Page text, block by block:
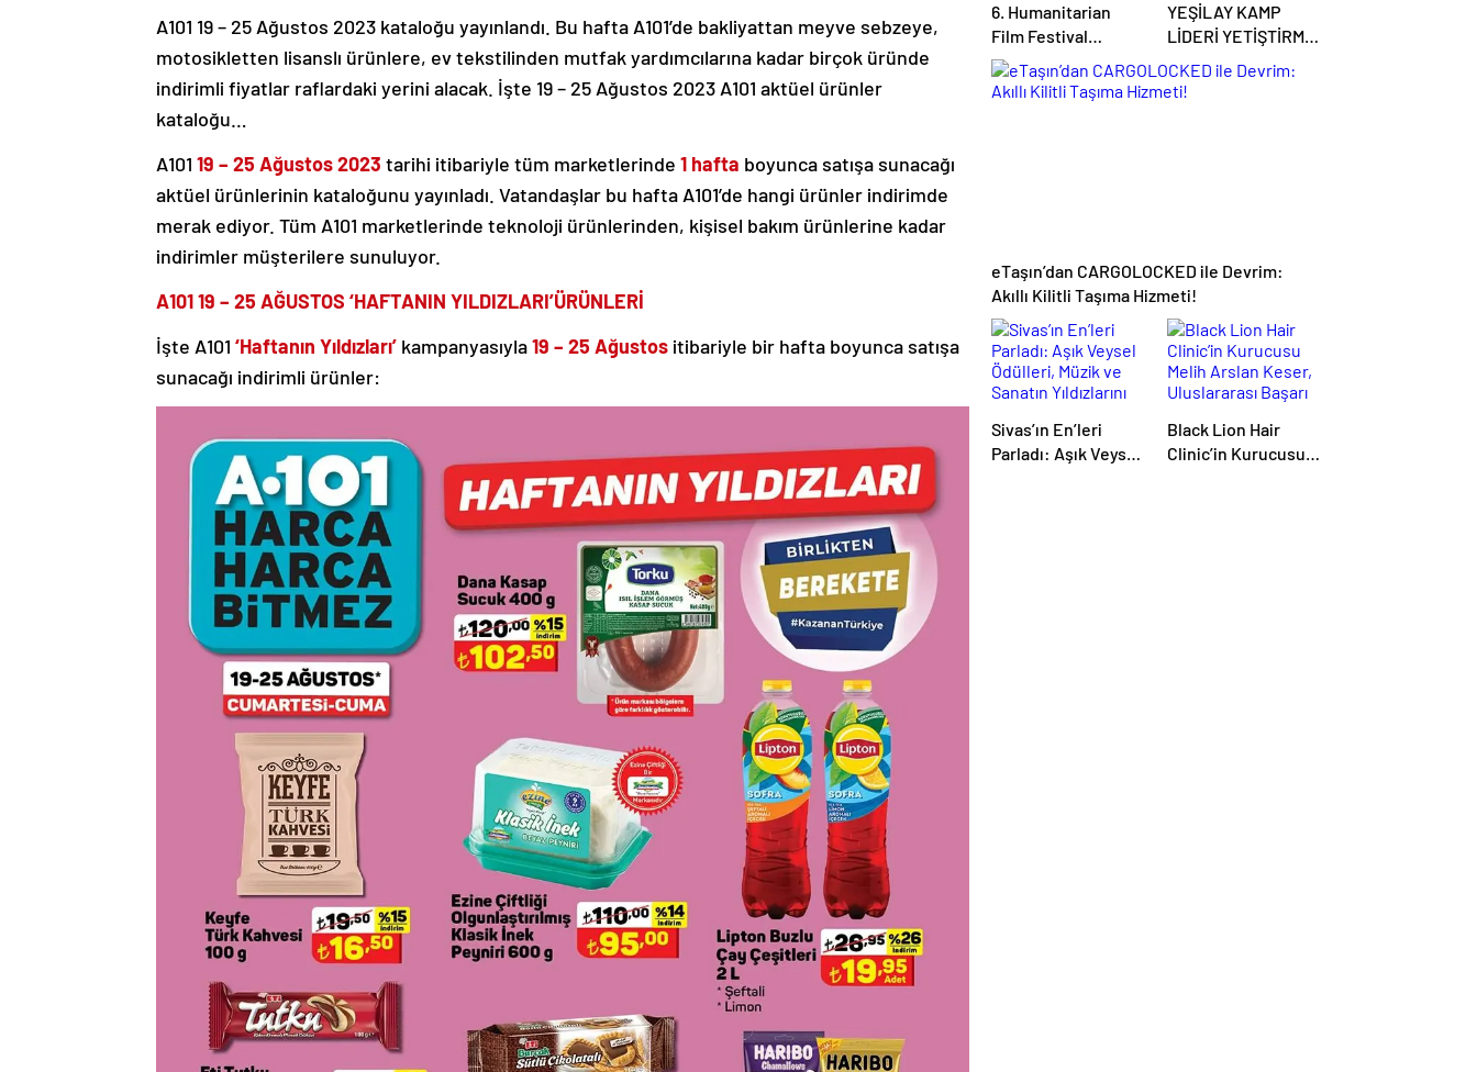
A101 19 – 25 Ağustos 2023 kataloğu yayınlandı. Bu hafta A101’de bakliyattan meyve sebzeye,
motosikletten lisanslı ürünlere, ev tekstilinden mutfak yardımcılarına kadar birçok üründe
indirimli fiyatlar raflardaki yerini alacak. İşte 19 – 25 Ağustos 2023 A101 aktüel ürünler
kataloğu…
A101 19 – 25 Ağustos​ 2023 tarihi itibariyle tüm marketlerinde 1 hafta boyunca satışa sunacağı
aktüel ürünlerinin kataloğunu yayınladı. Vatandaşlar bu hafta A101’de hangi ürünler indirimde
merak ediyor. Tüm A101 marketlerinde teknoloji ürünlerinden, kişisel bakım ürünlerine kadar
indirimler müşterilere sunuluyor.
A10119 – 25 AĞUSTOS ‘HAFTANIN YILDIZLARI’ÜRÜNLERİ
İşte A101 ‘Haftanın Yıldızları’ kampanyasıyla19 – 25 Ağustos itibariyle bir hafta boyunca satışa
sunacağı indirimli ürünler:
6. Humanitarian
Film Festival
Ödülleri Sahiplerini
Buldu
YEŞİLAY KAMP
LİDERİ YETİŞTİRME
PROGRAMI
BAŞVURULARI
eTaşın’dan CARGOLOCKED ile Devrim:
Akıllı Kilitli Taşıma Hizmeti!
Sivas’ın En’leri
Parladı: Aşık Veysel
Black Lion Hair
Clinic’in Kurucusu